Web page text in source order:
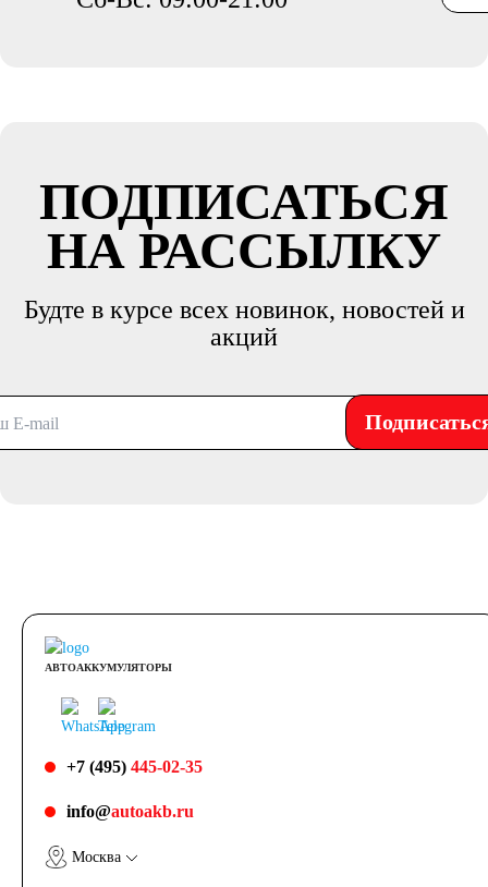
ПОДПИСАТЬСЯ
НА РАССЫЛКУ
Будте в курсе всех новинок, новостей и
акций
АВТОАККУМУЛЯТОРЫ
+7 (495) 445-02-35
info@autoakb.ru
Москва